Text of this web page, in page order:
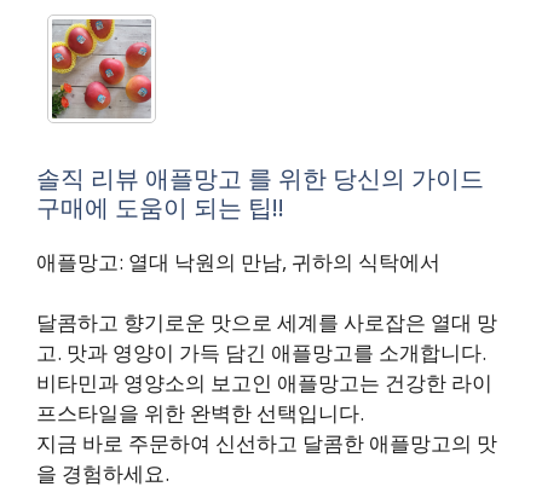
솔직 리뷰 애플망고 를 위한 당신의 가이드
구매에 도움이 되는 팁!!
애플망고: 열대 낙원의 만남, 귀하의 식탁에서
달콤하고 향기로운 맛으로 세계를 사로잡은 열대 망
고. 맛과 영양이 가득 담긴 애플망고를 소개합니다.
비타민과 영양소의 보고인 애플망고는 건강한 라이
프스타일을 위한 완벽한 선택입니다.
지금 바로 주문하여 신선하고 달콤한 애플망고의 맛
을 경험하세요.